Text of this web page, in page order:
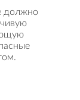
должно